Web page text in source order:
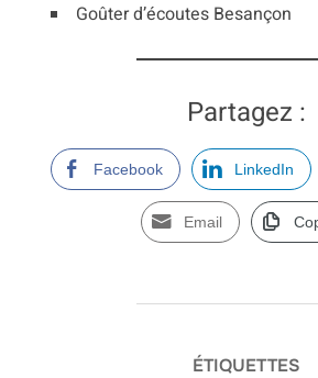
Goûter d’écoutes Besançon
Partagez :
Facebook LinkedIn
Email
ÉTIQUETTES